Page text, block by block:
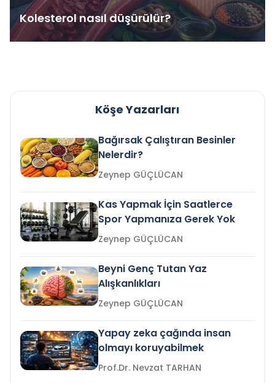
Kolesterol nasıl düşürülür?
Köşe Yazarları
Bağırsak Çalıştıran Besinler
Nelerdir?
Zeynep GÜÇLÜCAN
Kas Yapmak İçin Saatlerce
Spor Yapmanıza Gerek Yok
Zeynep GÜÇLÜCAN
Beyni Genç Tutan Yaz
Alışkanlıkları
Zeynep GÜÇLÜCAN
Yapay zeka çağında insan
olmayı koruyabilmek
Prof.Dr. Nevzat TARHAN